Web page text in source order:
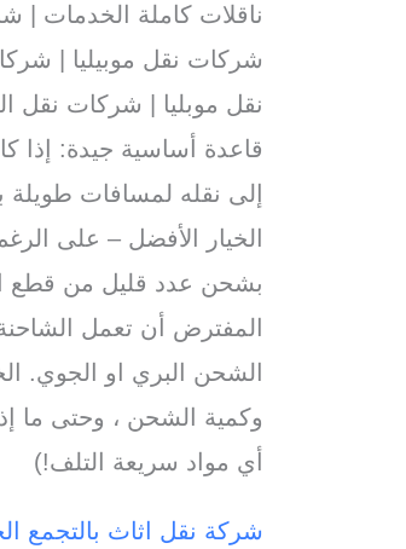
ناقلات كاملة الخدمات |
شركات نقل موبيليا |
نقل موبليا | شركات نقل
قاعدة أساسية جيدة: إذا
إلى نقله لمسافات
الخيار الأفضل – على
بشحن عدد قليل من قطع
المفترض أن تعمل
الشحن البري او الجوي.
وكمية الشحن ، وحتى ما
أي مواد سريعة التلف!)
شركة نقل اثاث